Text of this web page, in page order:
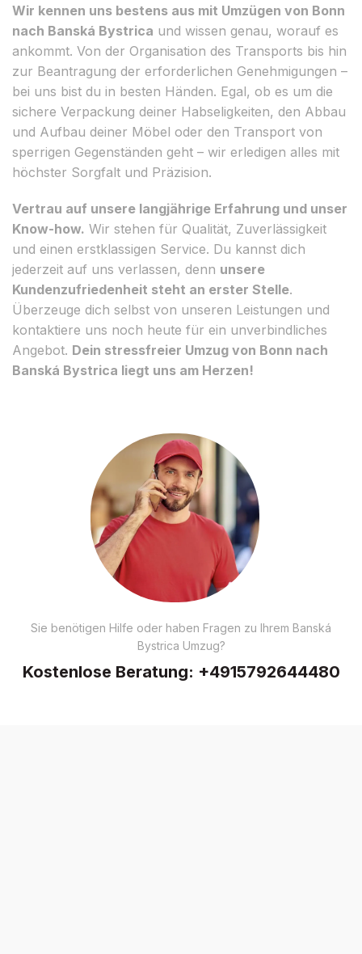
Wir kennen uns bestens aus mit Umzügen von Bonn
nach Banská Bystrica und wissen genau, worauf es
ankommt. Von der Organisation des Transports bis hin
zur Beantragung der erforderlichen Genehmigungen –
bei uns bist du in besten Händen. Egal, ob es um die
sichere Verpackung deiner Habseligkeiten, den Abbau
und Aufbau deiner Möbel oder den Transport von
sperrigen Gegenständen geht – wir erledigen alles mit
höchster Sorgfalt und Präzision.
Vertrau auf unsere langjährige Erfahrung und unser
Know-how. Wir stehen für Qualität, Zuverlässigkeit
und einen erstklassigen Service. Du kannst dich
jederzeit auf uns verlassen, denn unsere
Kundenzufriedenheit steht an erster Stelle.
Überzeuge dich selbst von unseren Leistungen und
kontaktiere uns noch heute für ein unverbindliches
Angebot. Dein stressfreier Umzug von Bonn nach
Banská Bystrica liegt uns am Herzen!
Sie benötigen Hilfe oder haben Fragen zu Ihrem Banská
Bystrica Umzug?
Kostenlose Beratung: +4915792644480